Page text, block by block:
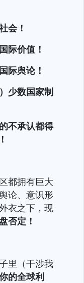
会！
际价值！
际舆论！
少数国家制
不承认都得
都拥有巨大
论、意识形
衣之下，现
否定！
里（干涉我
的全球利